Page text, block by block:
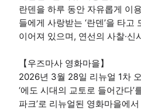
란덴을 하루 동안 자유롭게 이
들에게 사랑받는 ‘란덴’을 타
이어져 있으며, 연선의 사찰·
【우즈마사 영화마을】
2026년 3월 28일 리뉴얼 1차
‘에도 시대의 교토로 들어간다
파크’로 리뉴얼된 영화마을에